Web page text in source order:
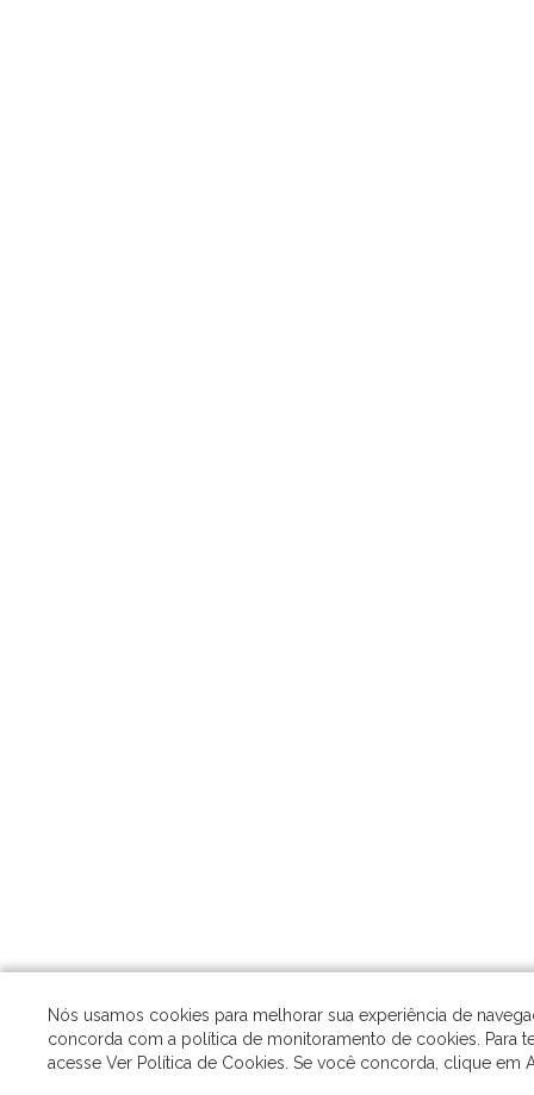
Nós usamos cookies para melhorar sua experiência de
concorda com a política de monitoramento de cookies. Para
acesse Ver Política de Cookies. Se você concorda, clique em